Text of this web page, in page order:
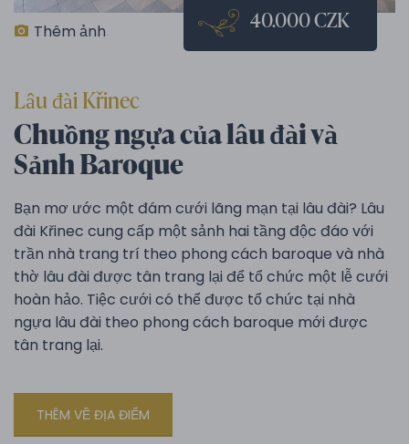
Thêm ảnh 40.000 CZK
Lâu đài Křinec
Chuồng ngựa của lâu đài và
Sảnh Baroque
Bạn mơ ước một đám cưới lãng mạn tại lâu đài? Lâu
đài Křinec cung cấp một sảnh hai tầng độc đáo với
trần nhà trang trí theo phong cách baroque và nhà
thờ lâu đài được tân trang lại để tổ chức một lễ cưới
hoàn hảo. Tiệc cưới có thể được tổ chức tại nhà
ngựa lâu đài theo phong cách baroque mới được
tân trang lại.
THÊM VỀ ĐỊA ĐIỂM